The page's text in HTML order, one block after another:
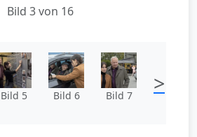
Bild 3 von 16
Bild 5 Bild 6 Bild 7 >